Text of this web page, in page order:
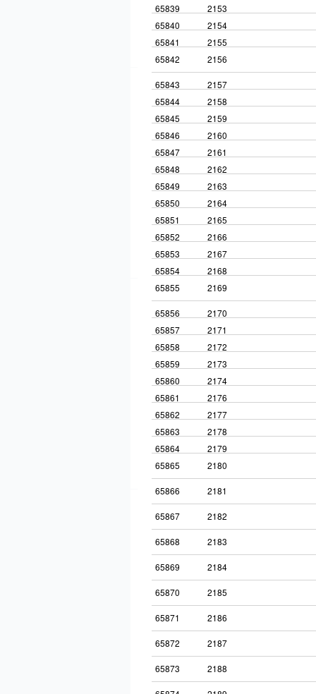
65839
2153
65840
2154
65841
2155
65842
2156
65843
2157
65844
2158
65845
2159
65846
2160
65847
2161
65848
2162
65849
2163
65850
2164
65851
2165
65852
2166
65853
2167
65854
2168
65855
2169
65856
2170
65857
2171
65858
2172
65859
2173
65860
2174
65861
2176
65862
2177
65863
2178
65864
2179
65865
2180
65866 2181
65867 2182
65868 2183
65869 2184
65870 2185
65871 2186
65872 2187
65873 2188